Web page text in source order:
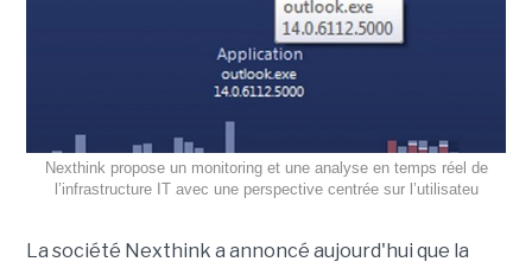
Nexthink propose un monitoring et une analyse en temps réel de
l’infrastructure IT avec une perspective centrée sur l’utilisateu
La société Nexthink a annoncé aujourd'hui que la